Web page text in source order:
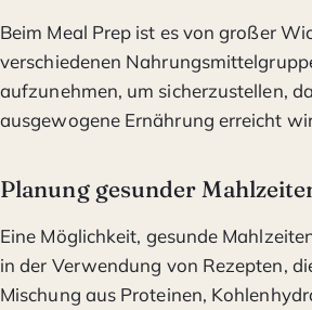
Beim Meal Prep ist es von großer
verschiedenen
aufzunehmen, um sicherzustellen,
ausgewogene Ernährung erreicht
Planung gesunder
Eine Möglichkeit, gesunde
in der Verwendung von Rezepten,
Mischung aus Proteinen,